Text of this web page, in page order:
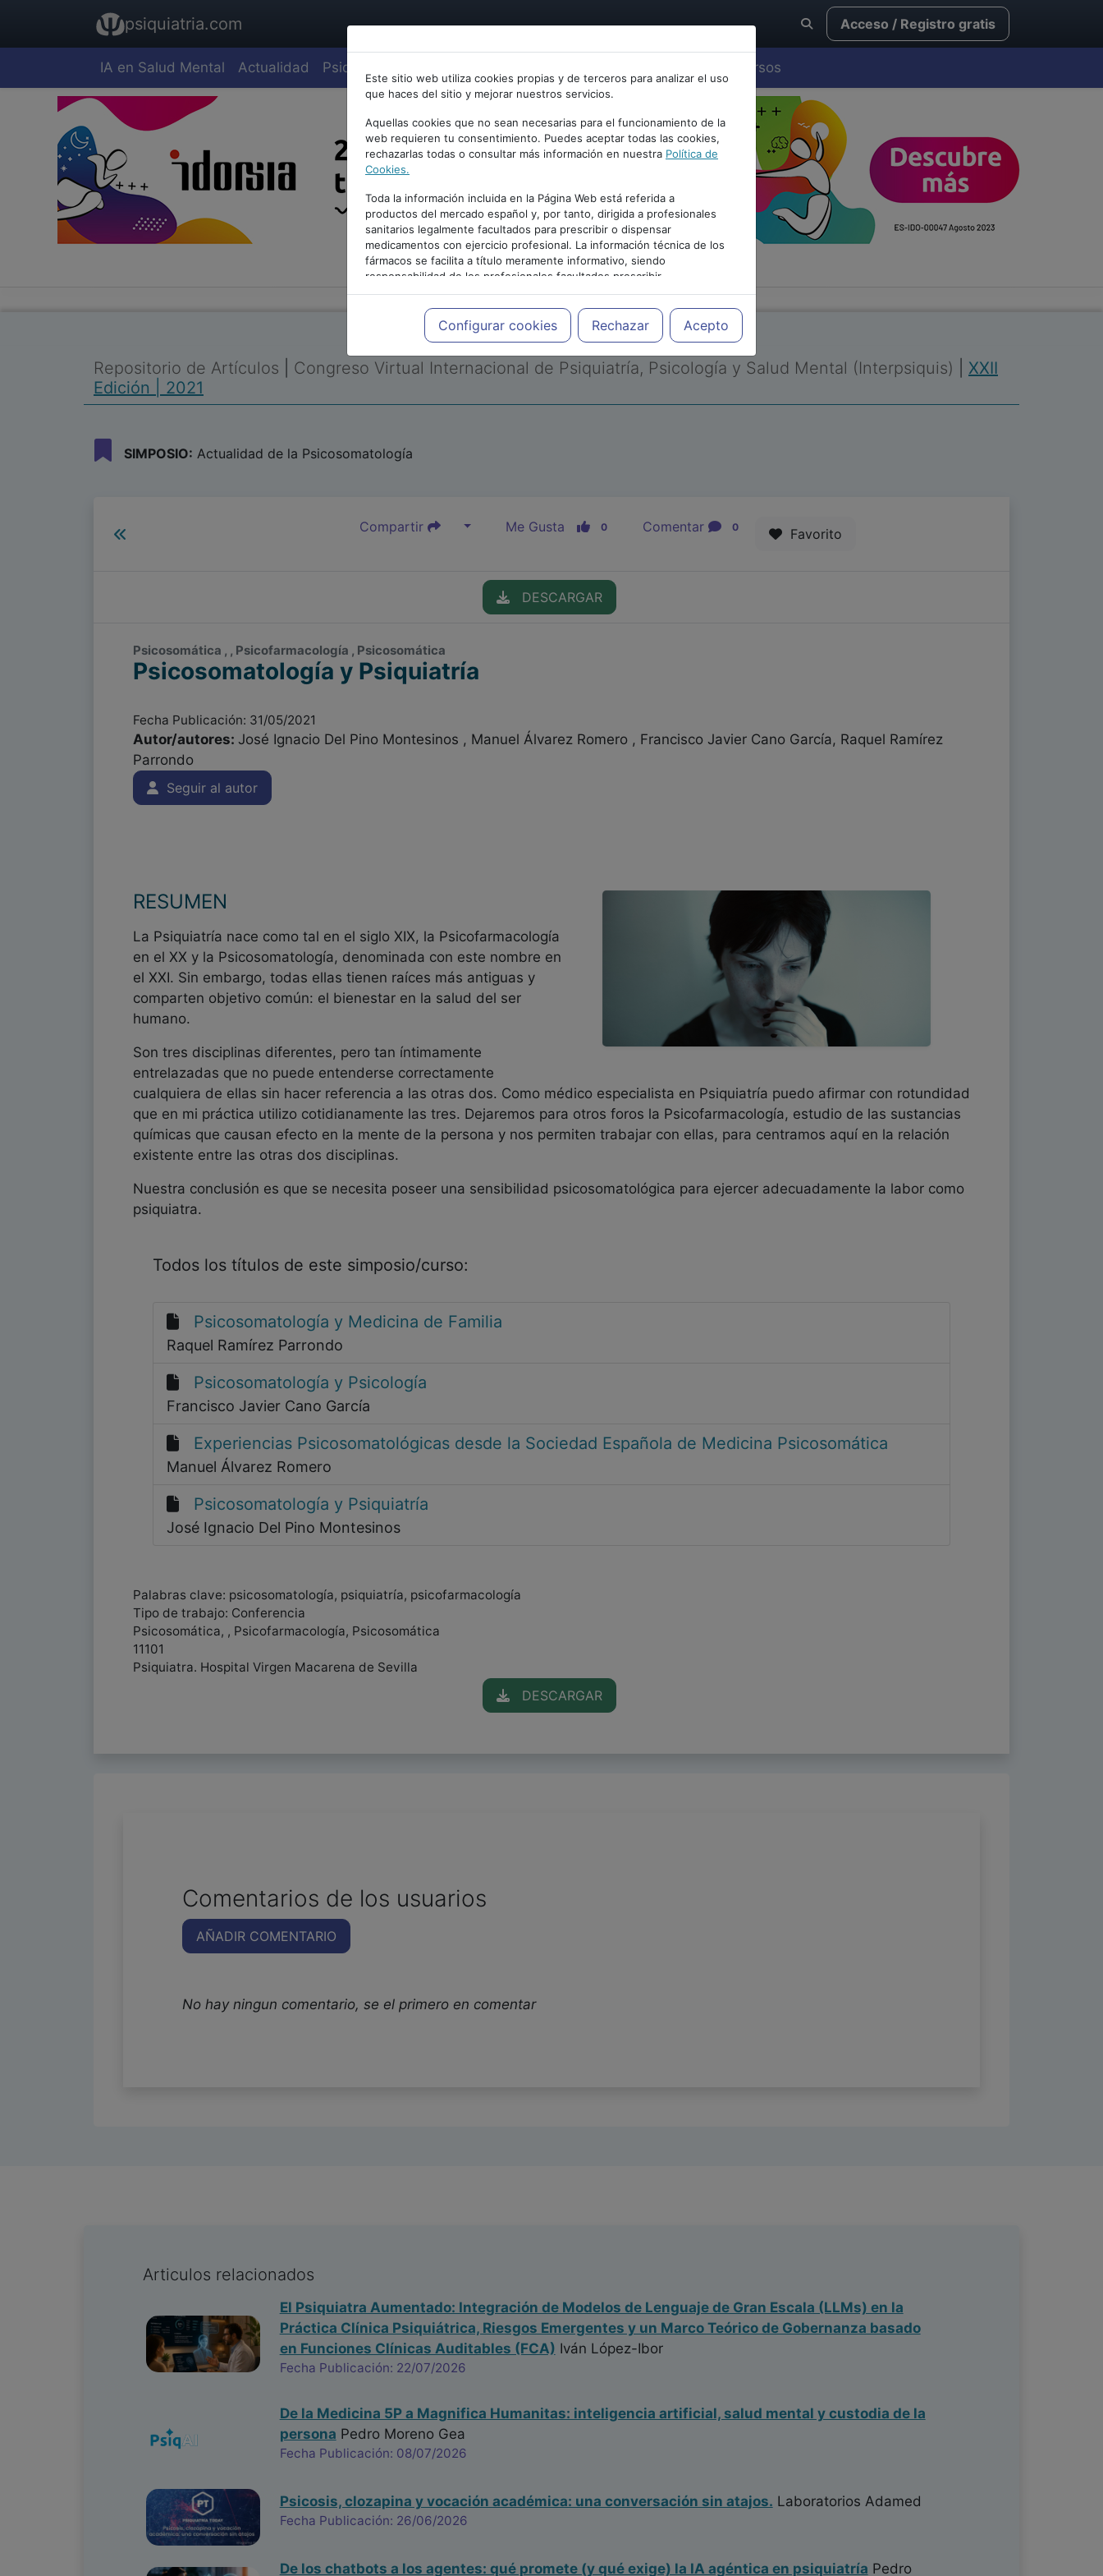
psiquiatria.com Acceso / Registro gratis
IA en Salud Mental Actualidad Psiquiatría Cursos
Este sitio web utiliza cookies propias y de terceros para analizar el uso
que haces del sitio y mejorar nuestros servicios.
Aquellas cookies que no sean necesarias para el funcionamiento de la
web requieren tu consentimiento. Puedes aceptar todas las cookies,
rechazarlas todas o consultar más información en nuestra Política de
Cookies.
Toda la información incluida en la Página Web está referida a
productos del mercado español y, por tanto, dirigida a profesionales
sanitarios legalmente facultados para prescribir o dispensar
medicamentos con ejercicio profesional. La información técnica de los
fármacos se facilita a título meramente informativo, siendo
responsabilidad de los profesionales facultados prescribir
medicamentos y decidir, en cada caso concreto, el tratamiento más
adecuado a las necesidades del paciente.
Configurar cookies Rechazar Acepto
PUBLICIDAD
Repositorio de Artículos Congreso Virtual Internacional de Psiquiatría, Psicología y Salud Mental (Interpsiquis)
XXII
Edición | 2021
SIMPOSIO: Actualidad de la Psicosomatología
Compartir Me Gusta 0 Comentar 0 Favorito
DESCARGAR
Psicosomática , , Psicofarmacología , Psicosomática
Psicosomatología y Psiquiatría
Fecha Publicación: 31/05/2021
Autor/autores: José Ignacio Del Pino Montesinos , Manuel Álvarez Romero , Francisco Javier Cano García, Raquel Ramírez
Parrondo
Seguir al autor
RESUMEN
La Psiquiatría nace como tal en el siglo XIX, la Psicofarmacología
en el XX y la Psicosomatología, denominada con este nombre en
el XXI. Sin embargo, todas ellas tienen raíces más antiguas y
comparten objetivo común: el bienestar en la salud del ser
humano.
Son tres disciplinas diferentes, pero tan íntimamente
entrelazadas que no puede entenderse correctamente
cualquiera de ellas sin hacer referencia a las otras dos. Como médico especialista en Psiquiatría puedo afirmar con rotundidad
que en mi práctica utilizo cotidianamente las tres. Dejaremos para otros foros la Psicofarmacología, estudio de las sustancias
químicas que causan efecto en la mente de la persona y nos permiten trabajar con ellas, para centramos aquí en la relación
existente entre las otras dos disciplinas.
Nuestra conclusión es que se necesita poseer una sensibilidad psicosomatológica para ejercer adecuadamente la labor como
psiquiatra.
Todos los títulos de este simposio/curso:
Psicosomatología y Medicina de Familia
Raquel Ramírez Parrondo
Psicosomatología y Psicología
Francisco Javier Cano García
Experiencias Psicosomatológicas desde la Sociedad Española de Medicina Psicosomática
Manuel Álvarez Romero
Psicosomatología y Psiquiatría
José Ignacio Del Pino Montesinos
Palabras clave: psicosomatología, psiquiatría, psicofarmacología
Tipo de trabajo: Conferencia
Psicosomática, , Psicofarmacología, Psicosomática
11101
Psiquiatra. Hospital Virgen Macarena de Sevilla
DESCARGAR
Comentarios de los usuarios
AÑADIR COMENTARIO
No hay ningun comentario, se el primero en comentar
Articulos relacionados
El Psiquiatra Aumentado: Integración de Modelos de Lenguaje de Gran Escala (LLMs) en la
Práctica Clínica Psiquiátrica, Riesgos Emergentes y un Marco Teórico de Gobernanza basado
en Funciones Clínicas Auditables (FCA) Iván López-Ibor
Fecha Publicación: 22/07/2026
De la Medicina 5P a Magnifica Humanitas: inteligencia artificial, salud mental y custodia de la
persona Pedro Moreno Gea
Fecha Publicación: 08/07/2026
Psicosis, clozapina y vocación académica: una conversación sin atajos. Laboratorios Adamed
Fecha Publicación: 26/06/2026
De los chatbots a los agentes: qué promete (y qué exige) la IA agéntica en psiquiatría Pedro